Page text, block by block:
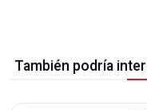
También podría